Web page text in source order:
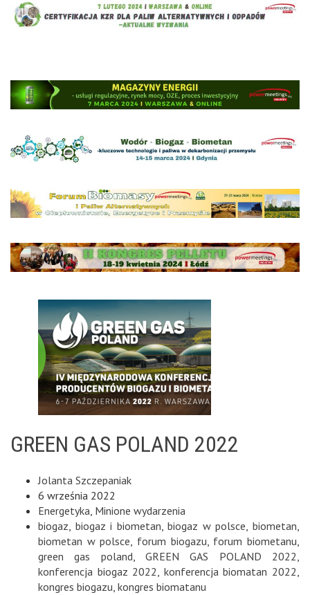
GREEN GAS POLAND 2022
Jolanta Szczepaniak
6 września 2022
Energetyka, Minione wydarzenia
biogaz, biogaz i biometan,biogaz w polsce,biometan,
biometan w polsce, forum biogazu, forum biometanu,
green gas poland,GREEN GAS POLAND 2022,
konferencja biogaz 2022, konferencja biomatan 2022,
kongres biogazu, kongres biomatanu